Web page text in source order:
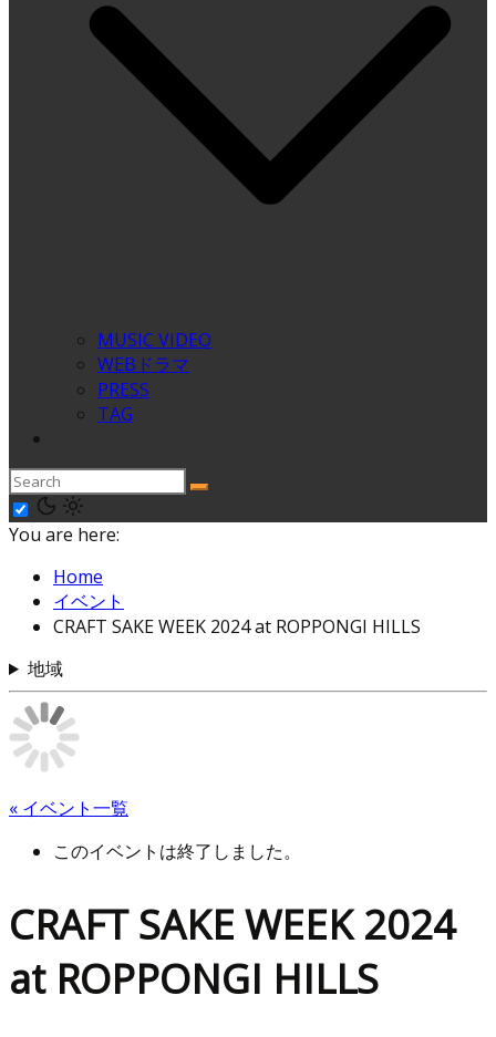
MUSIC VIDEO
WEBドラマ
PRESS
TAG
You are here:
Home
イベント
CRAFT SAKE WEEK 2024 at ROPPONGI HILLS
地域
« イベント一覧
このイベントは終了しました。
CRAFT SAKE WEEK 2024
at ROPPONGI HILLS